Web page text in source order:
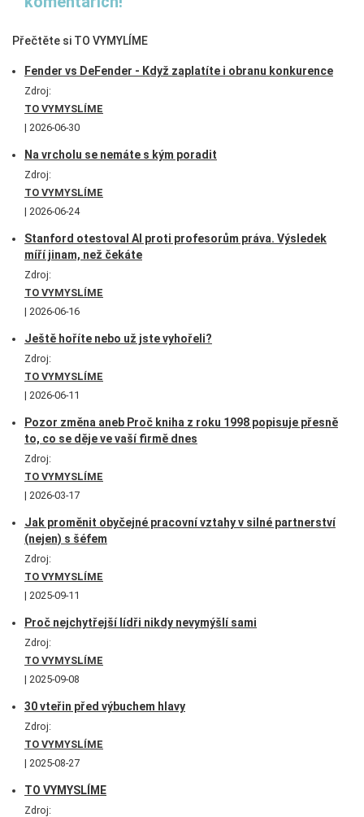
Přečtěte si TO VYMYLÍME
Fender vs DeFender - Když zaplatíte i obranu konkurence
Zdroj:
TO VYMYSLÍME
2026-06-30
Na vrcholu se nemáte s kým poradit
Zdroj:
TO VYMYSLÍME
2026-06-24
Stanford otestoval AI proti profesorům práva. Výsledek
míří jinam, než čekáte
Zdroj:
TO VYMYSLÍME
2026-06-16
Ještě hoříte nebo už jste vyhořeli?
Zdroj:
TO VYMYSLÍME
2026-06-11
Pozor změna aneb Proč kniha z roku 1998 popisuje přesně
to, co se děje ve vaší firmě dnes
Zdroj:
TO VYMYSLÍME
2026-03-17
Jak proměnit obyčejné pracovní vztahy v silné partnerství
(nejen) s šéfem
Zdroj:
TO VYMYSLÍME
2025-09-11
Proč nejchytřejší lídři nikdy nevymýšlí sami
Zdroj:
TO VYMYSLÍME
2025-09-08
30 vteřin před výbuchem hlavy
Zdroj:
TO VYMYSLÍME
2025-08-27
TO VYMYSLÍME
Zdroj: